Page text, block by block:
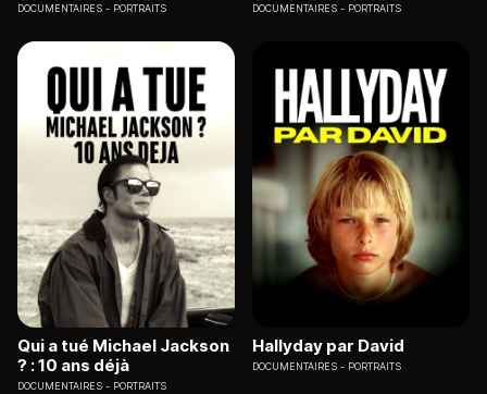
DOCUMENTAIRES PORTRAITS DOCUMENTAIRES PORTRAITS
Qui a tué Michael Jackson
? : 10 ans déjà
DOCUMENTAIRES PORTRAITS
Hallyday par David
DOCUMENTAIRES PORTRAITS